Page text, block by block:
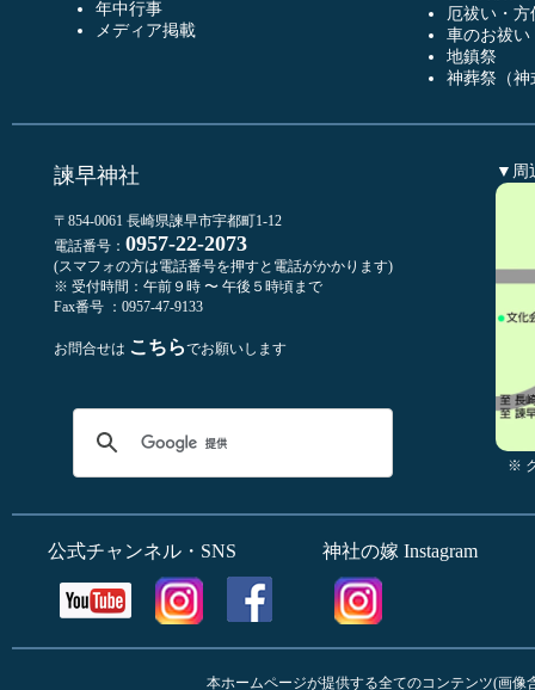
年中行事
メディア掲載
厄祓い・方
車のお祓い
地鎮祭
神葬祭（神
諫早神社
〒854-0061 長崎県諫早市宇都町1-12
電話番号： 0957-22-2073
(スマフォの方は電話番号を押すと電話がかかります)
※ 受付時間：午前９時 〜 午後５時頃まで
Fax番号 ：0957-47-9133
お問合せは こちらでお願いします
▼周
※
公式チャンネル・SNS 神社の嫁 Instagram
本ホームページが提供する全てのコンテンツ(画